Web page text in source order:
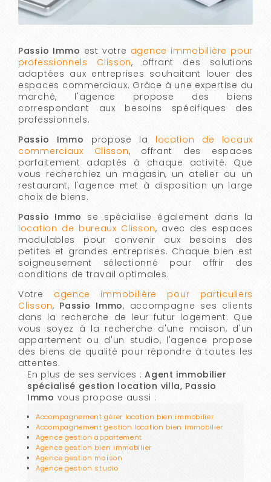
Passio Immo est votre agence immobilière pour
professionnels Clisson, offrant des solutions
adaptées aux entreprises souhaitant louer des
espaces commerciaux. Grâce à une expertise du
marché, l'agence propose des biens
correspondant aux besoins spécifiques des
professionnels.
Passio Immo propose la location de locaux
commerciaux Clisson, offrant des espaces
parfaitement adaptés à chaque activité. Que
vous recherchiez un magasin, un atelier ou un
restaurant, l'agence met à disposition un large
choix de biens.
Passio Immo se spécialise également dans la
location de bureaux Clisson, avec des espaces
modulables pour convenir aux besoins des
petites et grandes entreprises. Chaque bien est
soigneusement sélectionné pour offrir des
conditions de travail optimales.
Votre agence immobilière pour particuliers
Clisson, Passio Immo, accompagne ses clients
dans la recherche de leur futur logement. Que
vous soyez à la recherche d'une maison, d'un
appartement ou d'un studio, l'agence propose
des biens de qualité pour répondre à toutes les
attentes.
En plus de ses services :Agent immobilier
spécialisé gestion location villa, Passio
Immo vous propose aussi :
Accompagnement gérer location bien immobilier
Accompagnement gestion location bien immobilier
Agence gestion appartement
Agence gestion bien immobilier
Agence gestion maison
Agence gestion studio